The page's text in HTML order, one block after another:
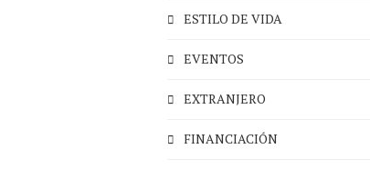
ESTILO DE VIDA
EVENTOS
EXTRANJERO
FINANCIACIÓN